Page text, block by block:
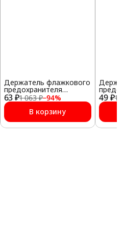
63 ₽1 063 ₽−94%
Держатель флажкового
предохранителя
влагостойкий
В корзину
49 ₽1